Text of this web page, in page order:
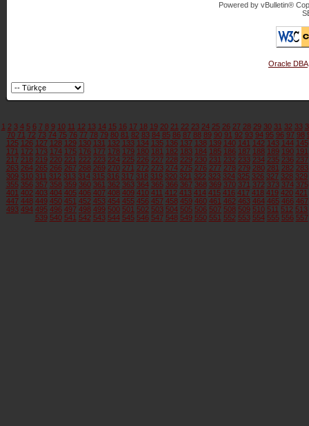
Powered by vBulletin®
Oracle DBA
1 2 3 4 5 6 7 8 9 10 11 12 13 14 15 16 17 18 19 20 21 22 23 24 25 26 27 28 29 30 31 32 33
70 71 72 73 74 75 76 77 78 79 80 81 82 83 84 85 86 87 88 89 90 91 92 93 94 95 96 97 98
125 126 127 128 129 130 131 132 133 134 135 136 137 138 139 140 141 142 143 144 145
171 172 173 174 175 176 177 178 179 180 181 182 183 184 185 186 187 188 189 190 191
217 218 219 220 221 222 223 224 225 226 227 228 229 230 231 232 233 234 235 236 237
263 264 265 266 267 268 269 270 271 272 273 274 275 276 277 278 279 280 281 282 283
309 310 311 312 313 314 315 316 317 318 319 320 321 322 323 324 325 326 327 328 329
355 356 357 358 359 360 361 362 363 364 365 366 367 368 369 370 371 372 373 374 375
401 402 403 404 405 406 407 408 409 410 411 412 413 414 415 416 417 418 419 420 421
447 448 449 450 451 452 453 454 455 456 457 458 459 460 461 462 463 464 465 466 467
493 494 495 496 497 498 499 500 501 502 503 504 505 506 507 508 509 510 511 512 513
539 540 541 542 543 544 545 546 547 548 549 550 551 552 553 554 555 556 557